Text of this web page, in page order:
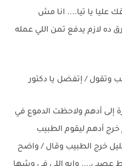
عليا يا تيا.... انا مش
ده لازم يدفع تمن اللي عمله
وتقول / إتفضل يا دكتور
إلى أدهم ولاحظت الدموع في
خرج أدهم ليقوم الطبيب
خرج الطبيب وقال / واضح